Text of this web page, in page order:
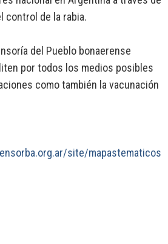
control de la rabia.
del Pueblo bonaerense
por todos los medios posibles
como también la vacunación
site/mapastematicos